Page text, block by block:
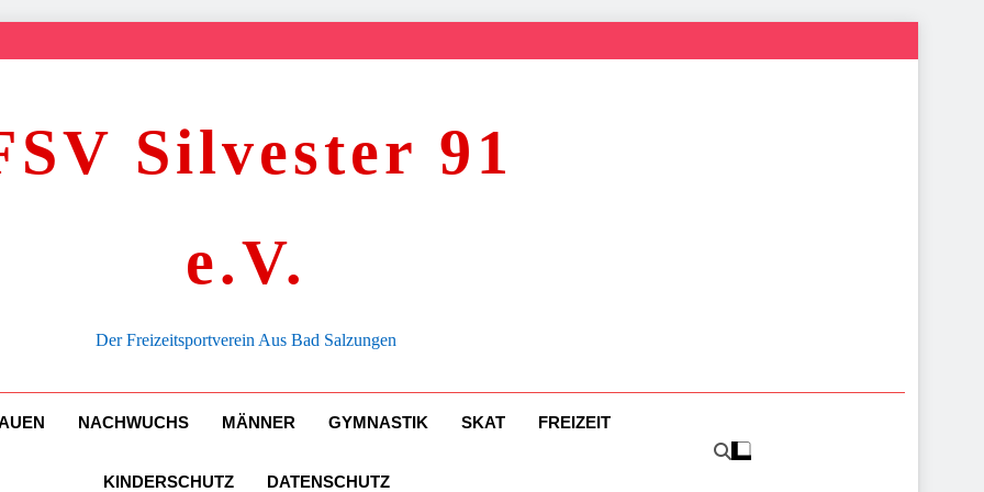
Silvester 91
e.V.
Der Freizeitsportverein Aus Bad Salzungen
NACHWUCHS MÄNNER GYMNASTIK SKAT FREIZEIT
KINDERSCHUTZ DATENSCHUTZ